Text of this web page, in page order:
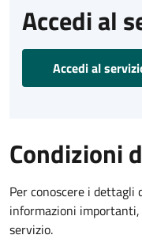
Accedi al
Accedi al
Condizioni
Per conoscere i dettagli
informazioni
servizio.